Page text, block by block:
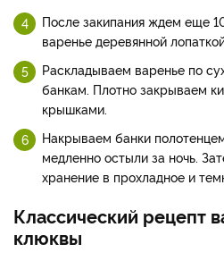
После закипания ждем еще
варенье деревянной
Раскладываем варенье по
банкам. Плотно закрываем
крышками.
Накрываем банки
медленно остыли за ночь.
хранение в прохладное и
Классический рецепт
клюквы